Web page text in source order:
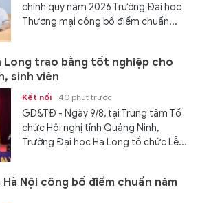
chính quy năm 2026 Trường Đại học
Thương mại công bố điểm chuẩn...
Long trao bằng tốt nghiệp cho
sinh viên
Kết nối 40 phút trước
GD&TĐ - Ngày 9/8, tại Trung tâm Tổ
chức Hội nghị tỉnh Quảng Ninh,
Trường Đại học Hạ Long tổ chức Lễ...
Nội công bố điểm chuẩn năm